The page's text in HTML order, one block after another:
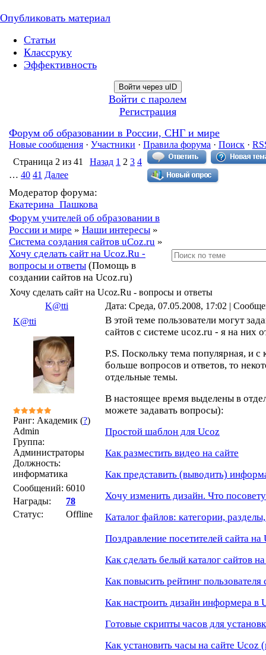
Опубликовать материал
Статьи
Классруку
Эффективность
Войти через uID
Войти с паролем
Регистрация
Форум об образовании в России, СНГ и мире
Новые сообщения · Участники · Правила форума · Поиск ·
Страница 2 из 41 Назад 1 2 3 4
… 40 41 Далее
Модератор форума:
Екатерина_Пашкова
Форум учителей об образовании в
России и мире » Наши интересы »
Система создания сайтов uCoz.ru »
Хочу сделать сайт на Ucoz.Ru -
вопросы и ответы (Помощь в
создании сайтов на Ucoz.ru)
Хочу сделать сайт на Ucoz.Ru - вопросы и ответы
K@tti
Дата: Среда, 07.05.2008, 17:02 |
K@tti
Ранг: Академик (?)
Admin
Группа:
Администраторы
Должность:
информатика
Сообщений: 6010
Награды:
78
Статус:
Offline
В этой теме пользователи могут
сайтов с системе ucoz.ru - я на них
P.S. Поскольку тема популярная, и
больше вопросов и ответов, то
отдельные темы.
В настоящее время выделены в
можете задавать вопросы):
Простой шаблон для Ucoz
Как разместить видео на сайте
Как представить (выводить)
Хочу изменить дизайн. Что
Каталог файлов: категории,
Поздравление посетителей сайта на
Как сделать белый каталог сайтов
Как повысить рейтинг пользователя
Как настроить дизайн информера в
Готовые скрипты часов для
Как установить часы на сайте Ucoz